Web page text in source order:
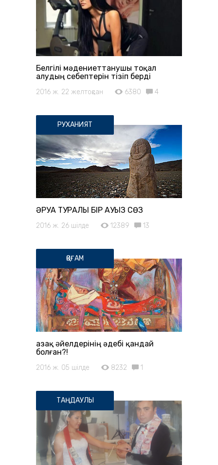
Белгілі мәдениеттанушы тоқал
алудың себептерін тізіп берді
2016 ж. 22 желтоқсан 6380 4
РУХАНИЯТ
ӘРУАҚ ТУРАЛЫ БІР АУЫЗ СӨЗ
2016 ж. 26 шілде 12389 13
ҚОҒАМ
Қазақ əйелдерінің әдебі қандай
болған?!
2016 ж. 05 шілде 8232 1
ТАҢДАУЛЫ